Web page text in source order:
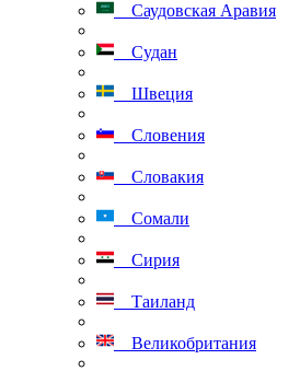
Саудовская Аравия
Судан
Швеция
Словения
Словакия
Сомали
Сирия
Таиланд
Великобритания